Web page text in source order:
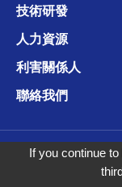
技術研發
人力資源
利害關係人
聯絡我們
If you continue